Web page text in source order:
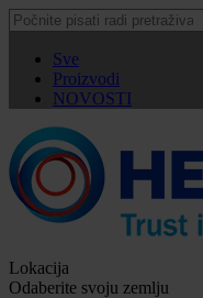
Sve
Proizvodi
NOVOSTI
Lokacija
Odaberite svoju zemlju